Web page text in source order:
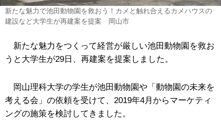
新たな魅力で池田動物園を救おう！カメと触れ合えるカメハウスの
建設など大学生が再建案を提案 岡山市
新たな魅力をつくって経営が厳しい池田動物園を救お
うと大学生が29日、再建案を提案しました。
岡山理科大学の学生が池田動物園や「動物園の未来を
考える会」の依頼を受けて、2019年4月からマーケティ
ングの施策を検討してきました。